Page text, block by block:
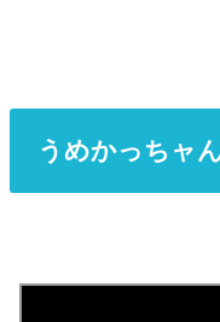
うめかっちャ